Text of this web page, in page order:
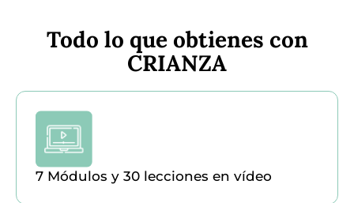
Todo lo que obtienes con
CRIANZA
7 Módulos y 30 lecciones en vídeo